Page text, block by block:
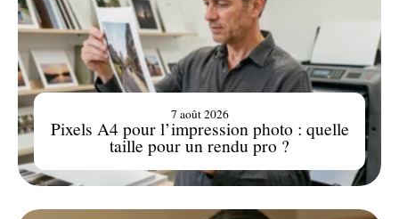
Pixels A4 pour l’impression photo : quelle
taille pour un rendu pro ?
7 août 2026